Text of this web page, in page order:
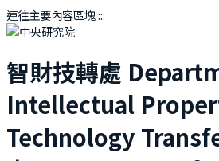
連往主要內容區塊:::
智財技轉處
Intellectual
Technology